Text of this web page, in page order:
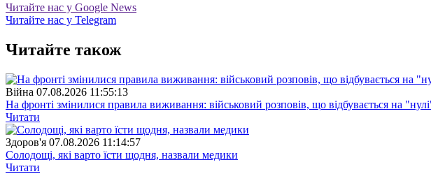
Читайте нас у Google News
Читайте нас у Telegram
Читайте також
Війна 07.08.2026 11:55:13
На фронті змінилися правила виживання: військовий розповів, що відбувається на
Читати
Здоров'я 07.08.2026 11:14:57
Солодощі, які варто їсти щодня, назвали медики
Читати